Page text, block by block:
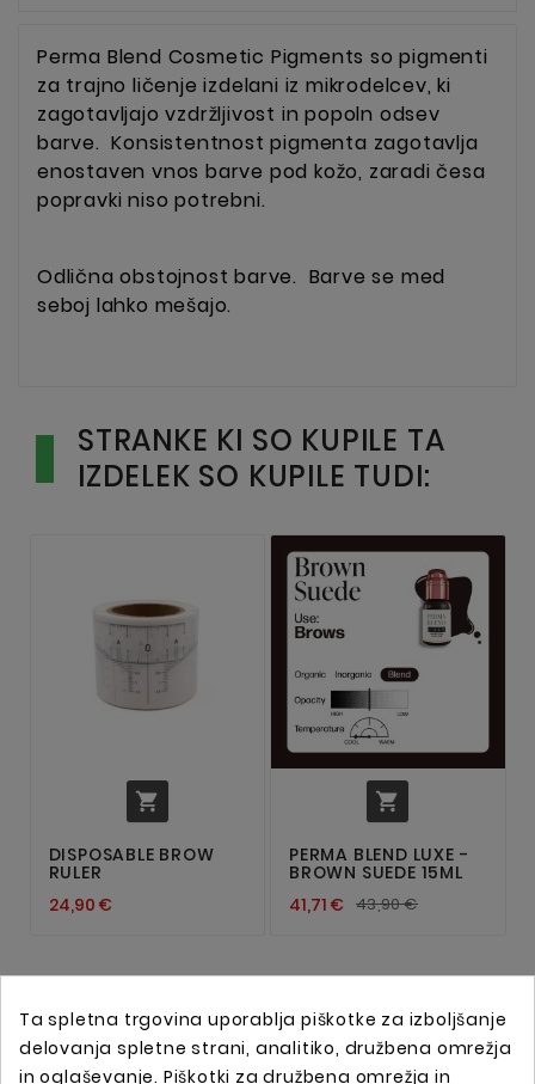
Perma Blend Cosmetic Pigments so pigmenti
za trajno ličenje izdelani iz mikrodelcev, ki
zagotavljajo vzdržljivost in popoln odsev
barve. Konsistentnost pigmenta zagotavlja
enostaven vnos barve pod kožo, zaradi česa
popravki niso potrebni.
Odlična obstojnost barve. Barve se med
seboj lahko mešajo.
STRANKE KI SO KUPILE TA
IZDELEK SO KUPILE TUDI:

DISPOSABLE BROW
RULER
24,90 €

PERMA BLEND LUXE -
BROWN SUEDE 15ML
41,71 € 43,90 €
Ta spletna trgovina uporablja piškotke za izboljšanje
delovanja spletne strani, analitiko, družbena omrežja
in oglaševanje. Piškotki za družbena omrežja in